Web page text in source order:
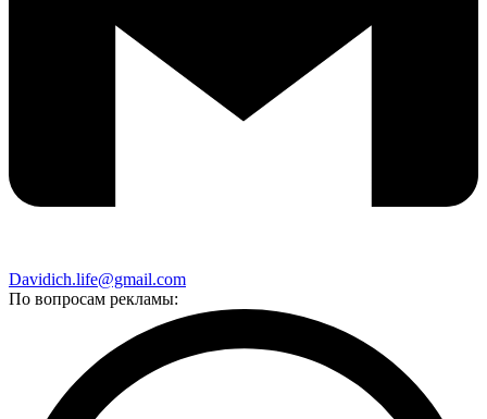
Davidich.life@gmail.com
По вопросам рекламы: